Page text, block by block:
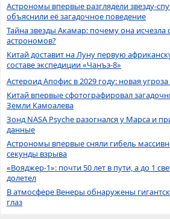
Астрономы впервые разглядели звезду-
объяснили её загадочное поведение
Тайна звезды Акамар: почему она исчезла
астрономов?
Китай доставит на Луну первую
составе экспедиции «Чанъэ-8»
Астероид Апофис в 2029 году: новая
Китай впервые сфотографировал
Земли Камоалева
Зонд NASA Psyche разогнался у Марса и
данные
Астрономы впервые сняли гибель
секунды взрыва
«Вояджер-1»: почти 50 лет в пути, а до 1
долетел
В атмосфере Венеры обнаружены
глаз